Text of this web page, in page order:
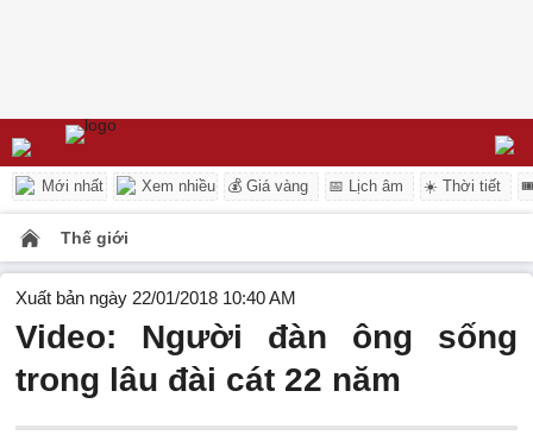
Mới nhất Xem nhiều 💰 Giá vàng 📅 Lịch âm ☀️ Thời tiết
Thế giới
Xuất bản ngày 22/01/2018 10:40 AM
Video: Người đàn ông sống
trong lâu đài cát 22 năm